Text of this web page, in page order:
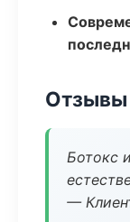
Отзывы
Ботокс
—